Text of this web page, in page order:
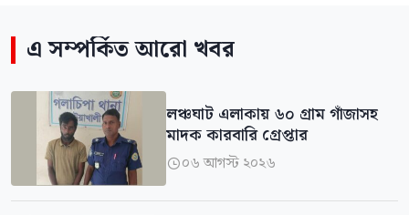
এ সম্পর্কিত আরো খবর
লঞ্চঘাট এলাকায় ৬০ গ্রাম গাঁজাসহ
মাদক কারবারি গ্রেপ্তার
০৬ আগস্ট ২০২৬